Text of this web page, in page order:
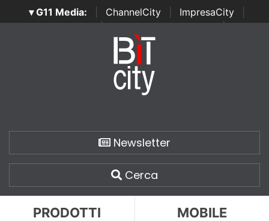
▾ G11 Media: ChannelCity ImpresaCity
SecurityOpenLab | Italian Channel Awards | Italian
Italian Security Awards
Newsletter
Cerca
PRODOTTI MOBILE